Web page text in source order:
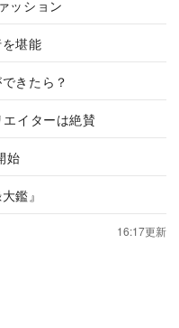
ッション
堪能
きたら？
エイターは絶賛
始
鑑』
16:17更新